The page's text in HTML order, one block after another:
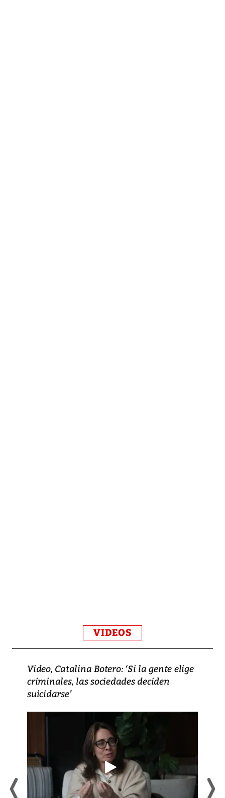
VIDEOS
Video, Catalina Botero: ‘Si la gente elige
criminales, las sociedades deciden
suicidarse’